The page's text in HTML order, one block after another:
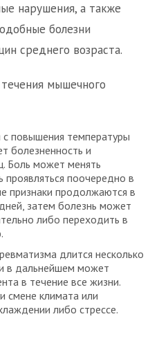
нарушения, а также
болезни
среднего возраста.
мышечного
с повышения температуры
болезненность и
Боль может менять
проявляться поочередно в
признаки продолжаются в
затем болезнь может
либо переходить в
длится несколько
в дальнейшем может
в течение все жизни.
смене климата или
либо стрессе.